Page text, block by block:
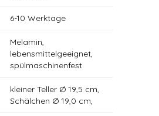
6-10 Werktage
Melamin,
lebensmittelgeeignet,
spülmaschinenfest
kleiner Teller Ø 19,5 cm,
Schälchen Ø 19,0 cm,